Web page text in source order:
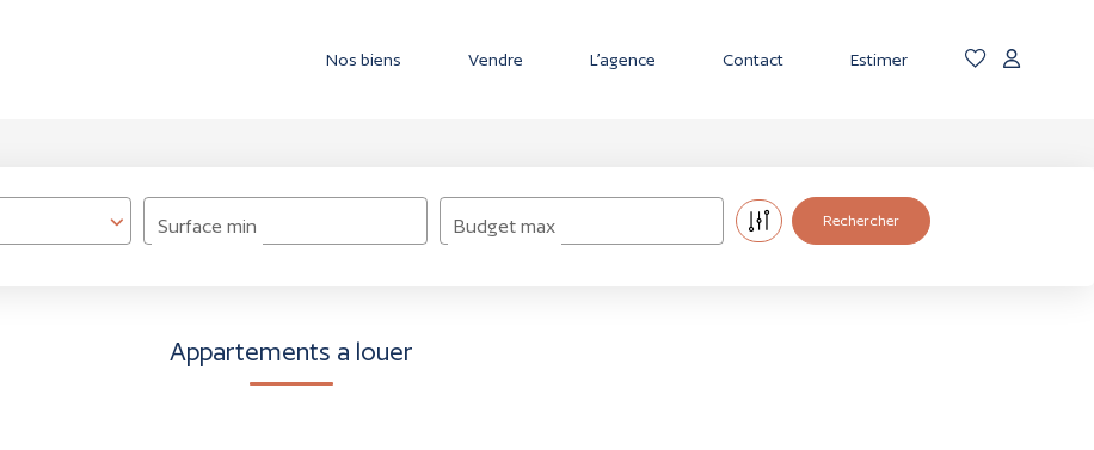
Nos biens Vendre L’agence Contact Estimer
Surface min Budget max
Appartements a louer